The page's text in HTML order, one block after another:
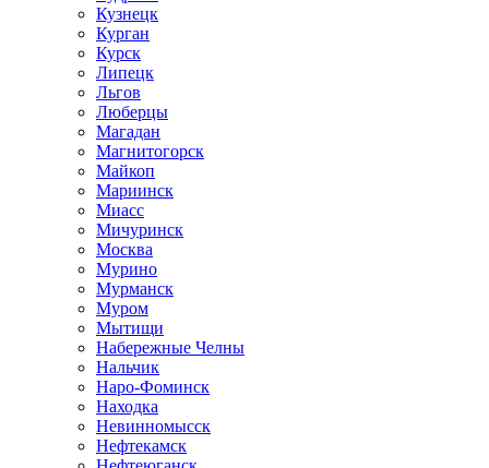
Кузнецк
Курган
Курск
Липецк
Льгов
Люберцы
Магадан
Магнитогорск
Майкоп
Мариинск
Миасс
Мичуринск
Москва
Мурино
Мурманск
Муром
Мытищи
Набережные Челны
Нальчик
Наро-Фоминск
Находка
Невинномысск
Нефтекамск